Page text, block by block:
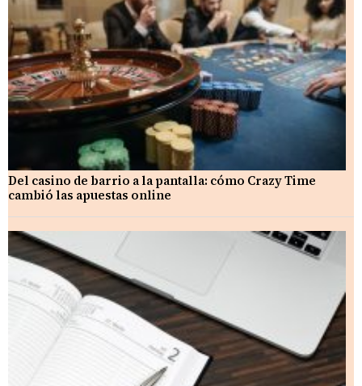
Del casino de barrio a la pantalla: cómo Crazy Time
cambió las apuestas online